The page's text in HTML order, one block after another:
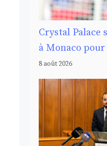
Crystal Palace
à Monaco
8 août 2026